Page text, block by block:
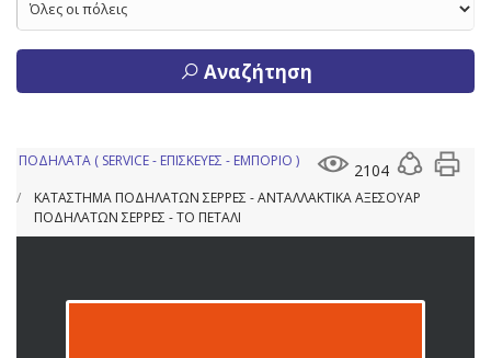
Αναζήτηση
2104
ΠΟΔΗΛΑΤΑ ( SERVICE - ΕΠΙΣΚΕΥΕΣ - ΕΜΠΟΡΙΟ )
ΚΑΤΑΣΤΗΜΑ ΠΟΔΗΛΑΤΩΝ ΣΕΡΡΕΣ - ΑΝΤΑΛΛΑΚΤΙΚΑ ΑΞΕΣΟΥΑΡ
ΠΟΔΗΛΑΤΩΝ ΣΕΡΡΕΣ - ΤΟ ΠΕΤΑΛΙ